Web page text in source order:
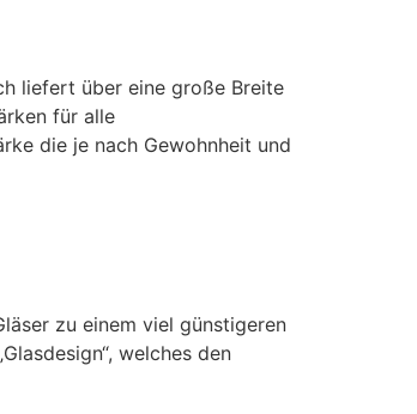
liefert über eine große Breite
für alle
die je nach Gewohnheit und
zu einem viel günstigeren
welches den